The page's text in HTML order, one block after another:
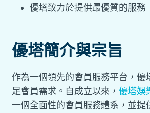
優塔致力於提供最優質的服務
優塔簡介與宗旨
作為一個領先的會員服務平台，優
足會員需求。自成立以來， 優塔娛
一個全面性的會員服務體系，並提